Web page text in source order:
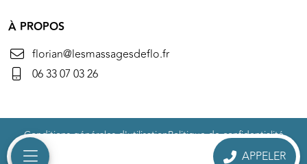
À PROPOS
florian@lesmassagesdeflo.fr
06 33 07 03 26
Conditions générales d'utilisationPolitique de confidentialité
Mentions légales
Gérer mes cookiesConnexion
APPELER